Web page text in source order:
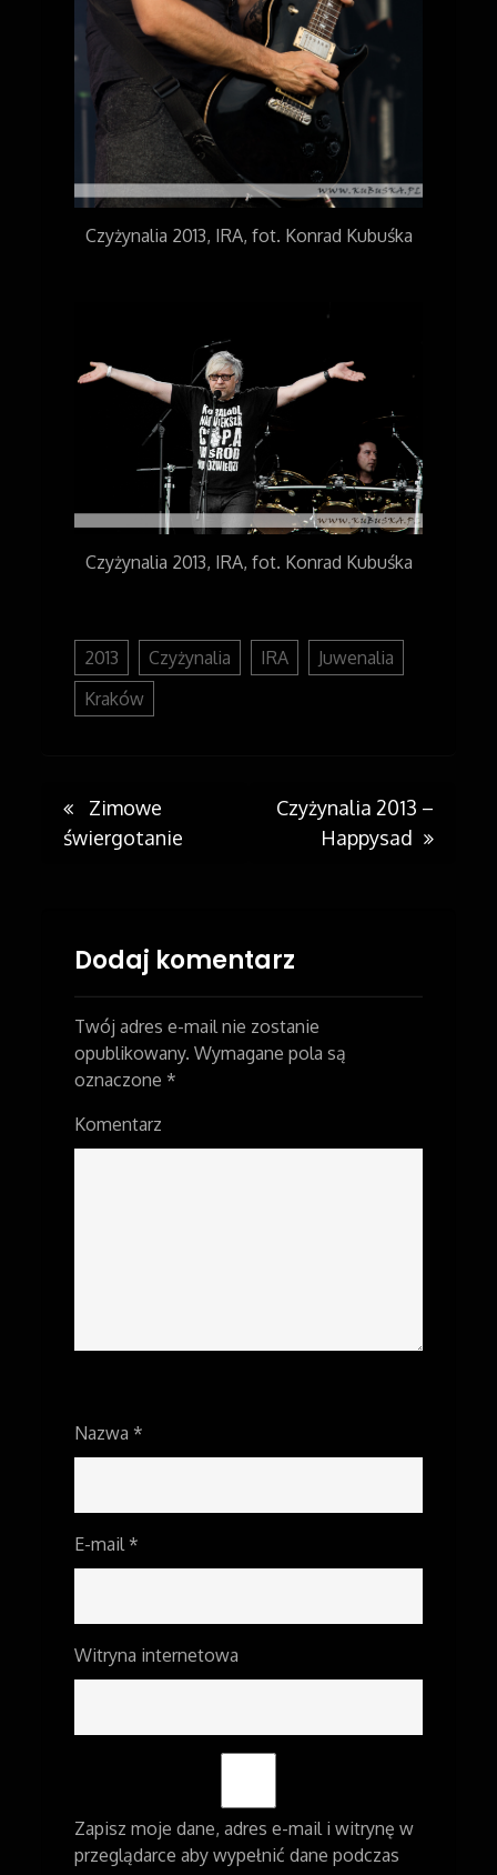
Czyżynalia 2013, IRA, fot. Konrad Kubuśka
Czyżynalia 2013, IRA, fot. Konrad Kubuśka
2013 Czyżynalia IRA
Juwenalia
Kraków
Post
navigation
Zimowe
świergotanie
Czyżynalia 2013 –
Happysad
Dodaj komentarz
Twój adres e-mail nie zostanie
opublikowany. Wymagane pola są
oznaczone *
Komentarz
Nazwa *
E-mail *
Witryna internetowa
Zapisz moje dane, adres e-mail i witrynę w
przeglądarce aby wypełnić dane podczas